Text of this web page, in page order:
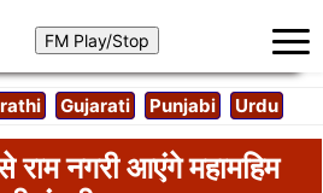
Gujarati Punjabi Urdu
नगरी आएंगे महामहिम